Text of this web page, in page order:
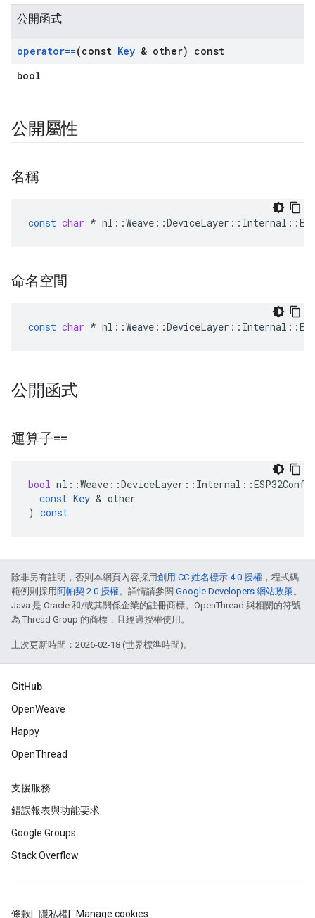
公開函式
operator==(const Key & other) const
bool
公開屬性
名稱
const char * nl ::Weave ::DeviceLayer :: Internal ::
命名空間
const char * nl ::Weave ::DeviceLayer :: Internal ::
公開函式
運算子==
bool nl ::Weave ::DeviceLayer :: Internal ::
const Key & other
) const
除非另有註明，否則本網頁內容採用創用 CC 姓名標示 4.0 授權 ，程式碼
範例則採用 阿帕契 2.0 授權。詳情請參閱 Google Developers 網站政策。
Java 是 Oracle 和/或其關係企業的註冊商標。OpenThread 與相關的符號
為 Thread Group 的商標，且經過授權使用。
上次更新時間：2026-02-18 (世界標準時間)。
GitHub
OpenWeave
Happy
OpenThread
支援服務
錯誤報表與功能要求
Google Groups
Stack Overflow
條款 隱私權 Manage cookies